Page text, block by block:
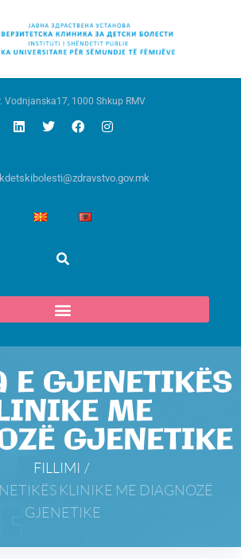
Vodnjanska17, 1000 Shkup RMV
E GJENETIKËS
ME
GJENETIKE
FILLIMI /
KLINIKE ME DIAGNOZË
GJENETIKE